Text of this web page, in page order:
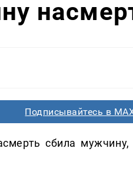
Подписывайтесь в
сбила